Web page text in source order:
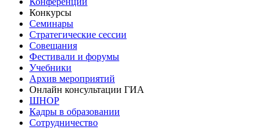
Конкурсы
Семинары
Стратегические сессии
Совещания
Фестивали и форумы
Учебники
Архив мероприятий
Онлайн консультации ГИА
ШНОР
Кадры в образовании
Сотрудничество